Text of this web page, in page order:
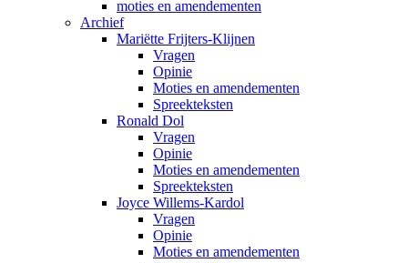
moties en amendementen
Archief
Mariëtte Frijters-Klijnen
Vragen
Opinie
Moties en amendementen
Spreekteksten
Ronald Dol
Vragen
Opinie
Moties en amendementen
Spreekteksten
Joyce Willems-Kardol
Vragen
Opinie
Moties en amendementen